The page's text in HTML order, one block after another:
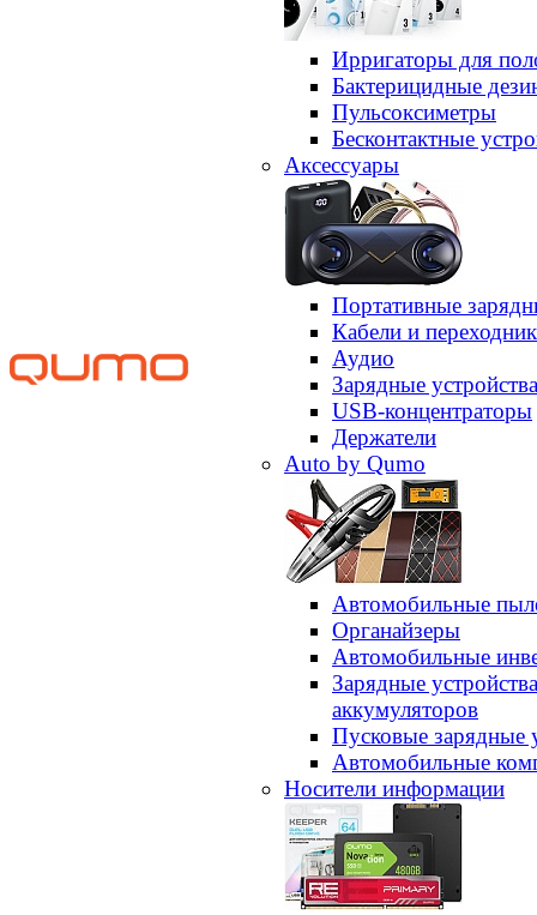
Ирригаторы для
Бактерицидные
Пульсоксиметры
Бесконтактные
Аксессуары
Портативные
Кабели и
Аудио
Зарядные устройства
USB-концентраторы
Держатели
Auto by Qumo
Автомобильные
Органайзеры
Автомобильные
Зарядные
аккумуляторов
Пусковые зарядные
Автомобильные
Носители информации